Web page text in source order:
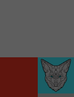
en un clic!
00:00